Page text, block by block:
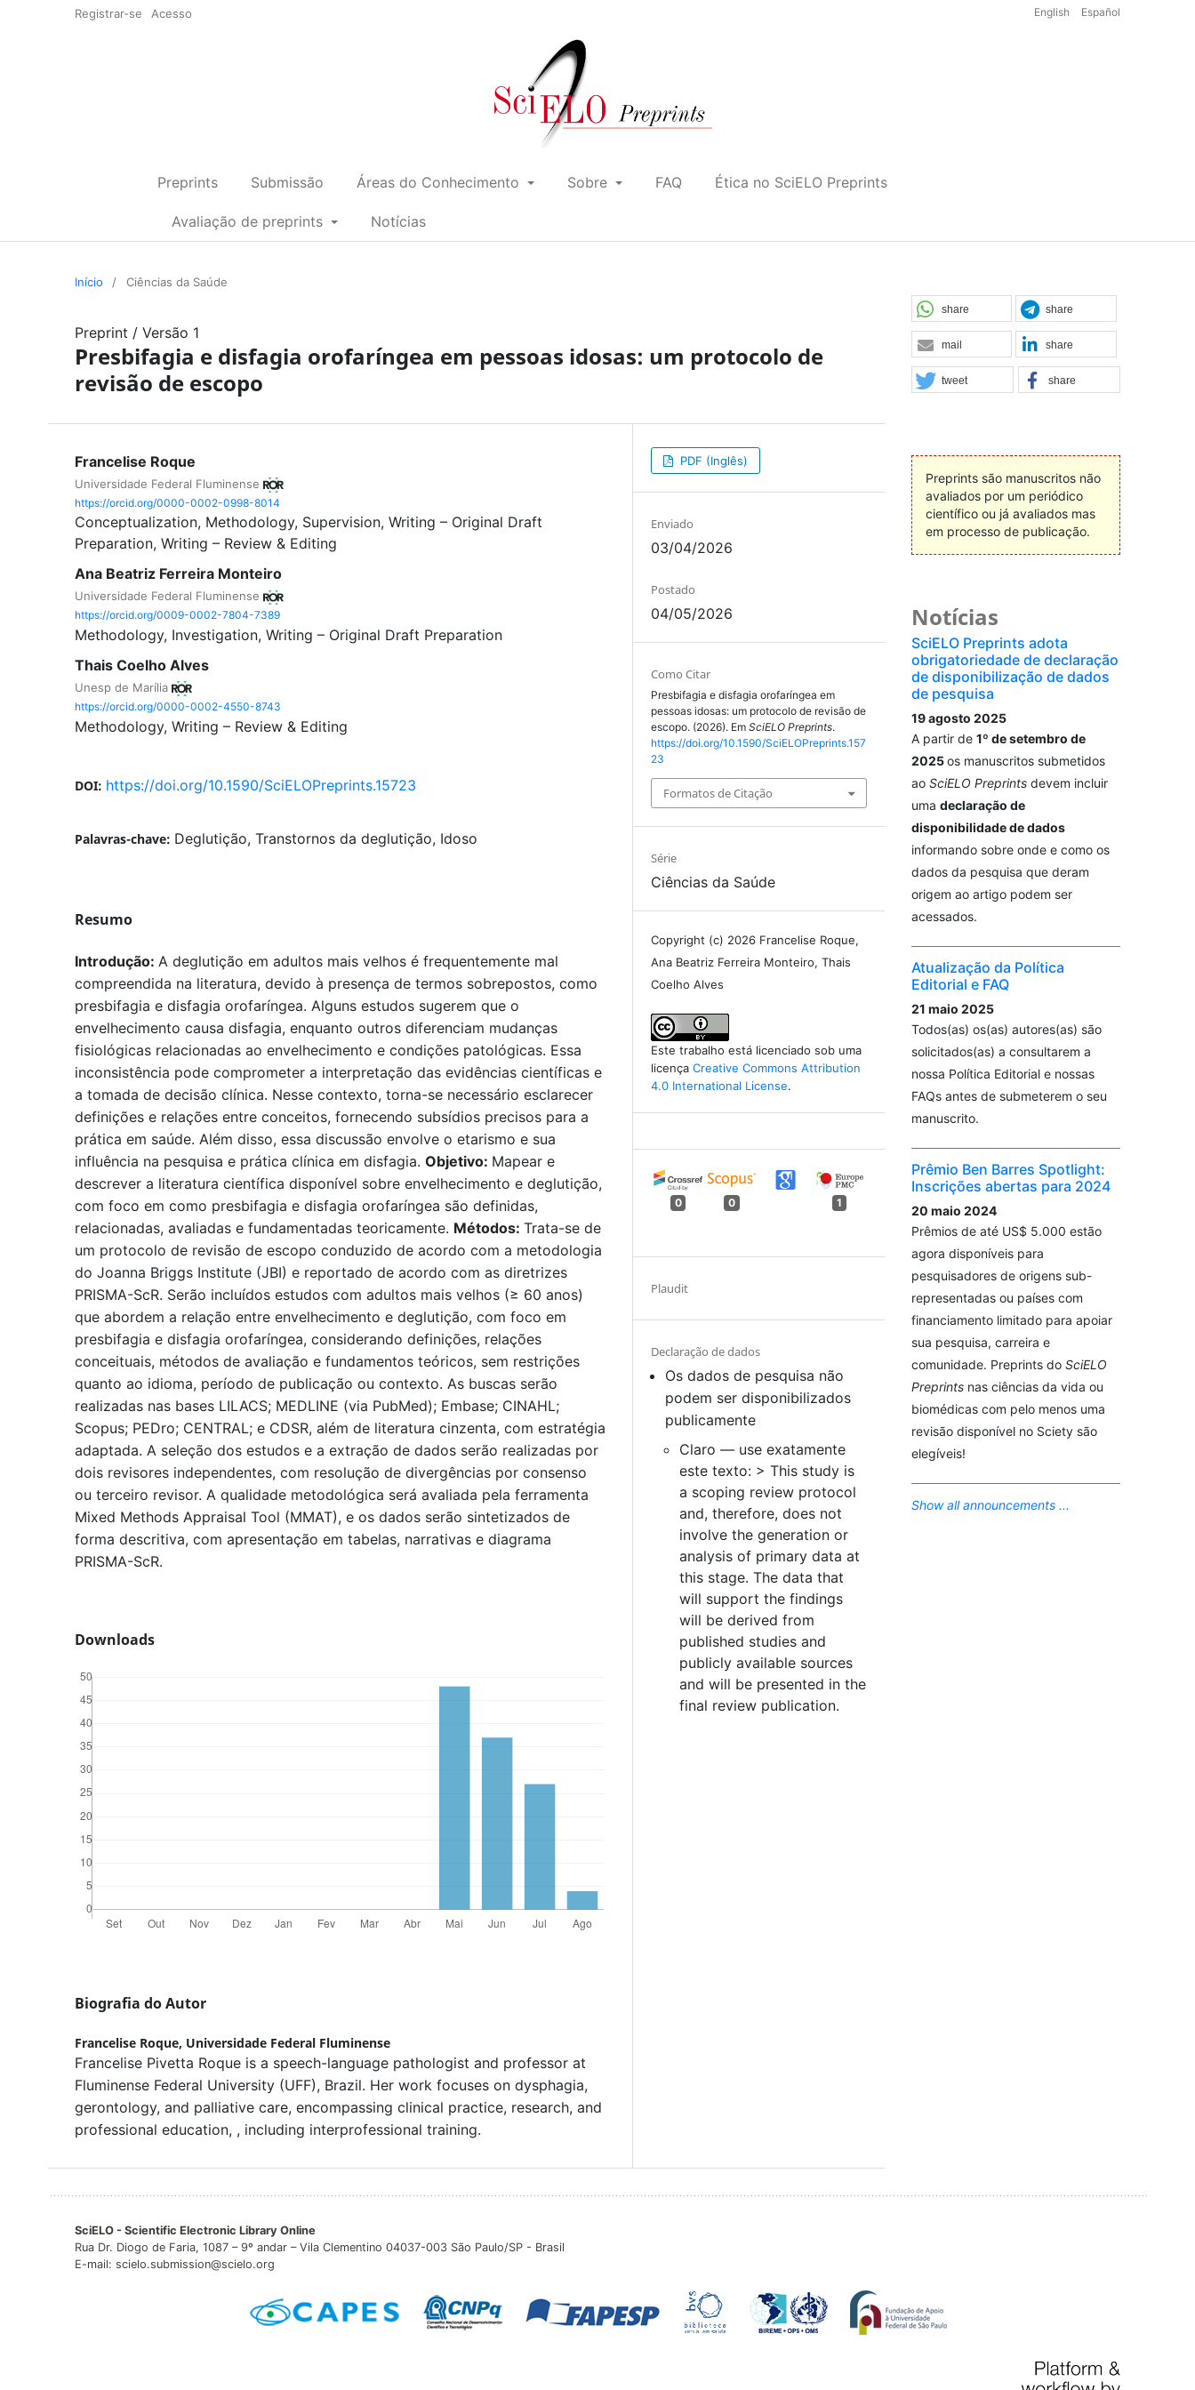
Registrar-se Acesso English Español
Preprints Submissão Áreas do Conhecimento Sobre FAQ Ética no SciELO Preprints
Avaliação de preprints Notícias
Início / Ciências da Saúde
Preprint / Versão 1
Presbifagia e disfagia orofaríngea em pessoas idosas: um protocolo de
revisão de escopo
Francelise Roque
Universidade Federal Fluminense
https://orcid.org/0000-0002-0998-8014
Conceptualization Methodology Supervision Writing – Original Draft
Preparation Writing – Review & Editing
Ana Beatriz Ferreira Monteiro
Universidade Federal Fluminense
https://orcid.org/0009-0002-7804-7389
Methodology Investigation Writing – Original Draft Preparation
Thais Coelho Alves
Unesp de Marília
https://orcid.org/0000-0002-4550-8743
Methodology Writing – Review & Editing
DOI: https://doi.org/10.1590/SciELOPreprints.15723
Palavras-chave: Deglutição, Transtornos da deglutição, Idoso
Resumo
Introdução: A deglutição em adultos mais velhos é frequentemente mal
compreendida na literatura, devido à presença de termos sobrepostos, como
presbifagia e disfagia orofaríngea. Alguns estudos sugerem que o
envelhecimento causa disfagia, enquanto outros diferenciam mudanças
fisiológicas relacionadas ao envelhecimento e condições patológicas. Essa
inconsistência pode comprometer a interpretação das evidências científicas e
a tomada de decisão clínica. Nesse contexto, torna-se necessário esclarecer
definições e relações entre conceitos, fornecendo subsídios precisos para a
prática em saúde. Além disso, essa discussão envolve o etarismo e sua
influência na pesquisa e prática clínica em disfagia. Objetivo: Mapear e
descrever a literatura científica disponível sobre envelhecimento e deglutição,
com foco em como presbifagia e disfagia orofaríngea são definidas,
relacionadas, avaliadas e fundamentadas teoricamente. Métodos: Trata-se de
um protocolo de revisão de escopo conduzido de acordo com a metodologia
do Joanna Briggs Institute (JBI) e reportado de acordo com as diretrizes
PRISMA-ScR. Serão incluídos estudos com adultos mais velhos (≥ 60 anos)
que abordem a relação entre envelhecimento e deglutição, com foco em
presbifagia e disfagia orofaríngea, considerando definições, relações
conceituais, métodos de avaliação e fundamentos teóricos, sem restrições
quanto ao idioma, período de publicação ou contexto. As buscas serão
realizadas nas bases LILACS; MEDLINE (via PubMed); Embase; CINAHL;
Scopus; PEDro; CENTRAL; e CDSR, além de literatura cinzenta, com estratégia
adaptada. A seleção dos estudos e a extração de dados serão realizadas por
dois revisores independentes, com resolução de divergências por consenso
ou terceiro revisor. A qualidade metodológica será avaliada pela ferramenta
Mixed Methods Appraisal Tool (MMAT), e os dados serão sintetizados de
forma descritiva, com apresentação em tabelas, narrativas e diagrama
PRISMA-ScR.
Downloads
Biografia do Autor
Francelise Roque, Universidade Federal Fluminense
Francelise Pivetta Roque is a speech-language pathologist and professor at
Fluminense Federal University (UFF), Brazil. Her work focuses on dysphagia,
gerontology, and palliative care, encompassing clinical practice, research, and
professional education, , including interprofessional training.
PDF (Inglês)
Enviado
03/04/2026
Postado
04/05/2026
Como Citar
Presbifagia e disfagia orofaríngea em
pessoas idosas: um protocolo de revisão de
escopo. (2026). EmSciELO Preprints.
https://doi.org/10.1590/SciELOPreprints.157
23
Formatos de Citação
Série
Ciências da Saúde
Copyright (c) 2026 Francelise Roque,
Ana Beatriz Ferreira Monteiro, Thais
Coelho Alves
Este trabalho está licenciado sob uma
licençaCreative Commons Attribution
4.0 International License.
0 0 1
Plaudit
Declaração de dados
Os dados de pesquisa não
podem ser disponibilizados
publicamente
Claro — use exatamente
este texto: > This study is
a scoping review protocol
and, therefore, does not
involve the generation or
analysis of primary data at
this stage. The data that
will support the findings
will be derived from
published studies and
publicly available sources
and will be presented in the
final review publication.
share share
mail share
tweet share
Preprints são manuscritos não
avaliados por um periódico
científico ou já avaliados mas
em processo de publicação.
Notícias
SciELO Preprints adota
obrigatoriedade de declaração
de disponibilização de dados
de pesquisa
19 agosto 2025
A partir de 1º de setembro de
2025os manuscritos submetidos
ao SciELO Preprintsdevem incluir
uma declaração de
disponibilidade de dados
informando sobre onde e como os
dados da pesquisa que deram
origem ao artigo podem ser
acessados.
Atualização da Política
Editorial e FAQ
21 maio 2025
Todos(as) os(as) autores(as) são
solicitados(as) a consultarem a
nossa Política Editorial e nossas
FAQs antes de submeterem o seu
manuscrito.
Prêmio Ben Barres Spotlight:
Inscrições abertas para 2024
20 maio 2024
Prêmios de até US$ 5.000 estão
agora disponíveis para
pesquisadores de origens sub-
representadas ou países com
financiamento limitado para apoiar
sua pesquisa, carreira e
comunidade. Preprints do SciELO
Preprintsnas ciências da vida ou
biomédicas com pelo menos uma
revisão disponível no Sciety são
elegíveis!
Show all announcements ...
SciELO - Scientific Electronic Library Online
Rua Dr. Diogo de Faria, 1087 – 9º andar – Vila Clementino 04037-003 São Paulo/SP - Brasil
E-mail: scielo.submission@scielo.org